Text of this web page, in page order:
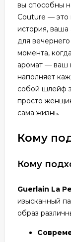
вы способны
Couture — это
история, ваша
для
момента,
аромат — ваш
наполняет
собой шлейф
просто
сама жизнь.
Кому
Кому
Guerlain La
изысканный
образ